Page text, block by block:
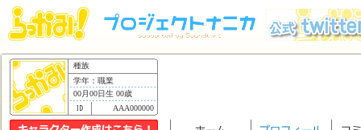
種族
学年：職業
00月00日生 00歳
AAA000000